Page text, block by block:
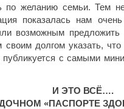
по желанию семьи. Тем
показалась нам
возможным
своим долгом указать, что
публикуется с самыми
И ЭТО ВСЁ….
«ПАСПОРТЕ